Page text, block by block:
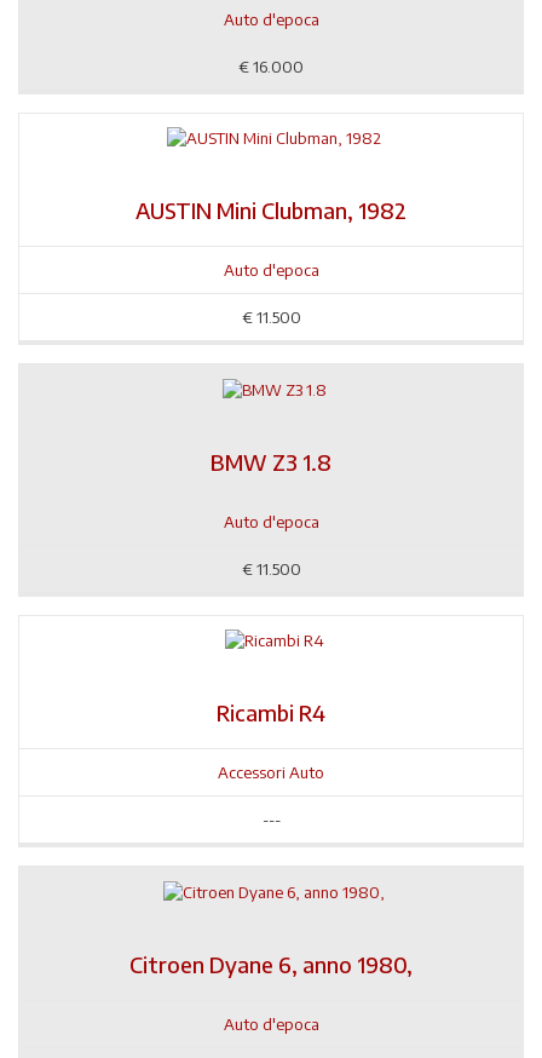
Auto d'epoca
€16.000
AUSTIN Mini Clubman, 1982
Auto d'epoca
€ 11.500
BMW Z3 1.8
Auto d'epoca
€ 11.500
Ricambi R4
Accessori Auto
---
Citroen Dyane 6, anno 1980,
Auto d'epoca